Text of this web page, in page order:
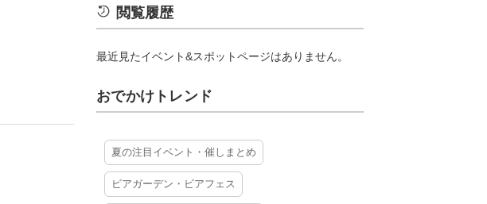
閲覧履歴
最近見たイベント&スポットページはありません。
おでかけトレンド
夏の注目イベント・催しまとめ
ビアガーデン・ビアフェス